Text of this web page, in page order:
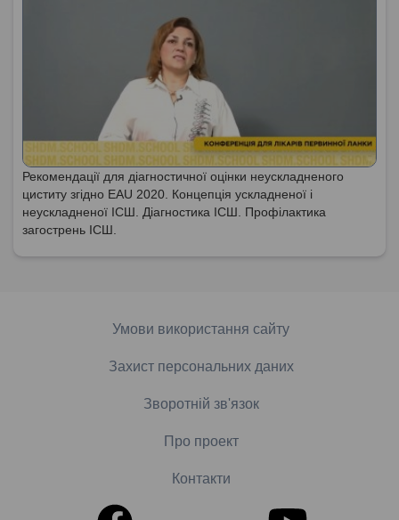
Рекомендації для діагностичної оцінки неускладненого
циститу згідно EAU 2020. Концепція ускладненої і
неускладненої ІСШ. Діагностика ІСШ. Профілактика
загострень ІСШ.
Умови використання сайту
Захист персональних даних
Зворотній зв'язок
Про проект
Контакти